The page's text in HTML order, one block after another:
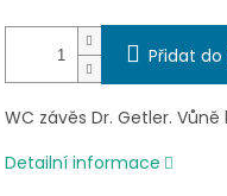
cena:
Přidat do
WC závěs Dr. Getler.
Detailní informace